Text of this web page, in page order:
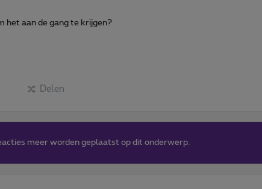
het aan de gang te krijgen?
Delen
meer worden geplaatst op dit onderwerp.